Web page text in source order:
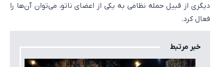
دیگری از قبیل حمله نظامی به یکی از اعضای ناتو، می‌توان آن‌ها را
فعال کرد.
خبر مرتبط